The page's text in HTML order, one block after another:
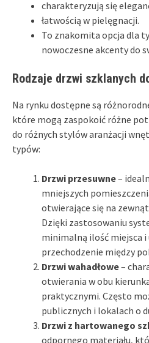
charakteryzują się
łatwością w pielęgnacji.
To znakomita opcja dla
nowoczesne akcenty do
Rodzaje drzwi szklanych
Na rynku dostępne są
które mogą zaspokoić różne
do różnych stylów aranżacji
typów:
Drzwi przesuwne–
mniejszych
otwierające się na
Dzięki zastosowaniu
minimalną ilość miejsca
przechodzenie między
Drzwi wahadłowe–
otwierania w obu
praktycznymi. Często
publicznych i lokalach o
Drzwi z hartowanego
odpornego materiału,